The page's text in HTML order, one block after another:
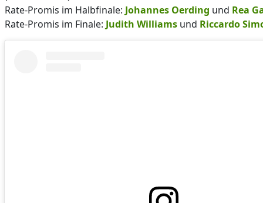
Rate-Promis im Halbfinale: Johannes Oerding und Rea
Rate-Promis im Finale: Judith Williams und Riccardo